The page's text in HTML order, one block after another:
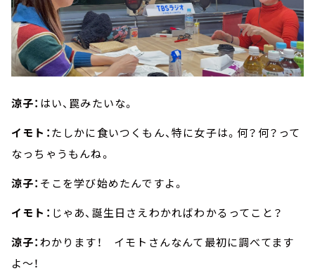
涼子： はい、罠みたいな。
イモト：たしかに食いつくもん、特に女子は。何？何？って
なっちゃうもんね。
涼子： そこを学び始めたんですよ。
イモト： じゃあ、誕生日さえわかればわかるってこと？
涼子：わかります！ イモトさんなんて最初に調べてます
よ～！